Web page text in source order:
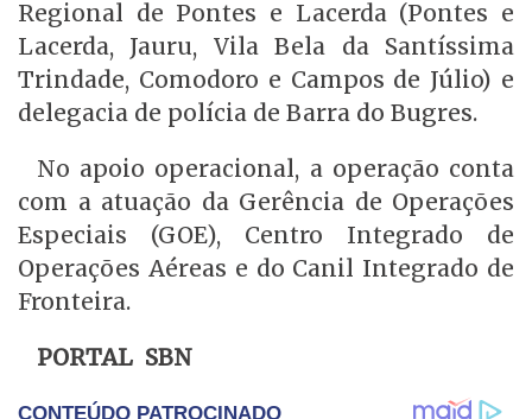
Regional de Pontes e Lacerda (Pontes e
Lacerda, Jauru, Vila Bela da Santíssima
Trindade, Comodoro e Campos de Júlio) e
delegacia de polícia de Barra do Bugres.
No apoio operacional, a operação conta
com a atuação da Gerência de Operações
Especiais (GOE), Centro Integrado de
Operações Aéreas e do Canil Integrado de
Fronteira.
PORTAL SBN